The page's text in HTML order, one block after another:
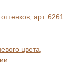
арт. 6261
цвета,